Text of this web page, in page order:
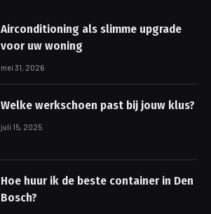
Airconditioning als slimme upgrade
voor uw woning
mei 31, 2026
Welke werkschoen past bij jouw klus?
juli 15, 2025
Hoe huur ik de beste container in Den
Bosch?